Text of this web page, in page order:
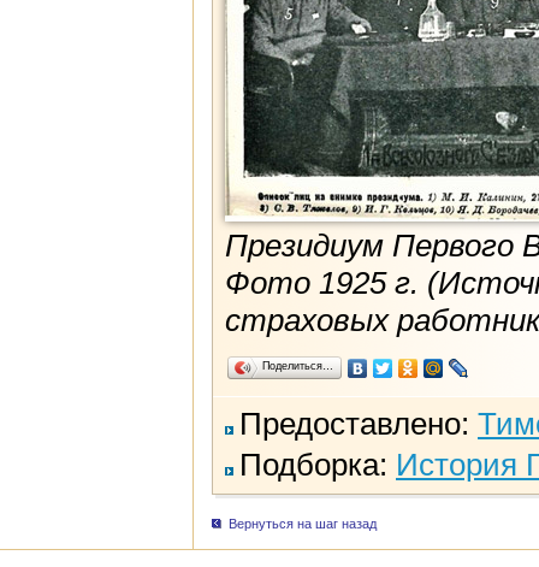
Президиум Первого
Фото 1925 г.
страховых
Поделиться…
Предоставлено:
Подборка: История
Вернуться на шаг назад